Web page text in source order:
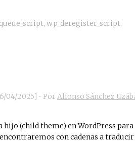
, wp_deregister_script,
04/2025] • Por Alfonso Sánchez
hijo (child theme) en WordPress para
con cadenas a traducir